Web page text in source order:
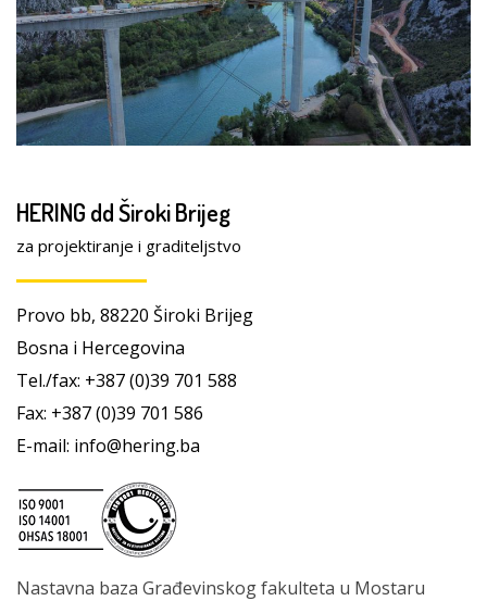
HERING dd Široki Brijeg
za projektiranje i graditeljstvo
Provo bb, 88220 Široki Brijeg
Bosna i Hercegovina
Tel./fax: +387 (0)39 701 588
Fax: +387 (0)39 701 586
E-mail: info@hering.ba
Nastavna baza Građevinskog fakulteta u Mostaru